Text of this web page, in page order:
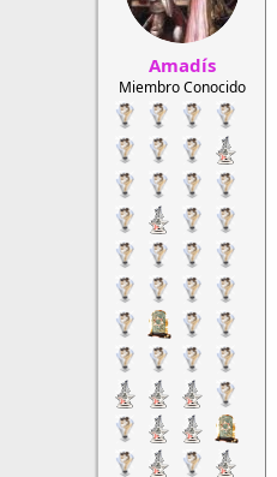
Amadís
Miembro Conocido